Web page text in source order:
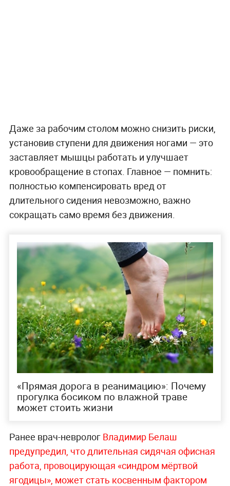
Даже за рабочим столом можно снизить риски,
установив ступени для движения ногами — это
заставляет мышцы работать и улучшает
кровообращение в стопах. Главное — помнить:
полностью компенсировать вред от
длительного сидения невозможно, важно
сокращать само время без движения.
«Прямая дорога в реанимацию»: Почему
прогулка босиком по влажной траве
может стоить жизни
Ранее врач-невролог Владимир Белаш
предупредил, что длительная сидячая офисная
работа, провоцирующая «синдром мёртвой
ягодицы», может стать косвенным фактором